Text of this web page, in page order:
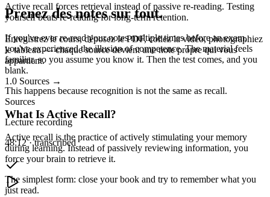
Active recall forces retrieval instead of passive re-reading. Testing
yourself beats re-reading for long-term retention.
If you've ever re-read your notes multiple times before an exam,
you've experienced the illusion of competence. The material feels
familiar, so you assume you know it. Then the test comes, and you
blank.
This happens because recognition is not the same as recall.
What Is Active Recall?
Active recall is the practice of actively stimulating your memory
during learning. Instead of passively reviewing information, you
force your brain to retrieve it.
The simplest form: close your book and try to remember what you
just read.
Prenez des notes sur tout.
Enregistrez le cours, déposez le PDF, collez la vidéo, photographiez
le tableau — chaque source devient une note propre qui vous
appartient.
1.0 Sources →
Sources
Lecture recording
48:12 · transcribed